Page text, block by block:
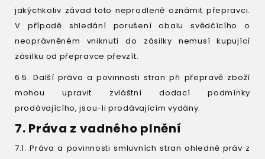
jakýchkoliv závad toto neprodleně oznámit přepravci.
V případě shledání porušení obalu svědčícího o
neoprávněném vniknutí do zásilky nemusí kupující
zásilku od přepravce převzít.
6.5. Další práva a povinnosti stran při přepravě zboží
mohou upravit zvláštní dodací podmínky
prodávajícího, jsou-li prodávajícím vydány.
7. Práva z vadného plnění
7.1. Práva a povinnosti smluvních stran ohledně práv z